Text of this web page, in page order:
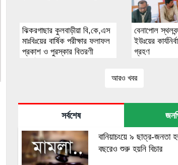
ঝিকরগাছার কুলবাড়ীয়া বি,কে,এস
মাঃবিঃয়ের বার্ষিক পরীক্ষার ফলাফল
প্রকাশ ও পুরস্কার বিতরণী
বেনাপোল
ইউঃয়ের
গ্রহণ
আরও খবর
সর্বশেষ
বানিয়াচংয়ে ৯ ছাত্র-জনতা
বছরেও শুরু হয়নি বিচার